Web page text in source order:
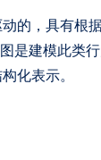
的，具有根
是建模此类
化表示。